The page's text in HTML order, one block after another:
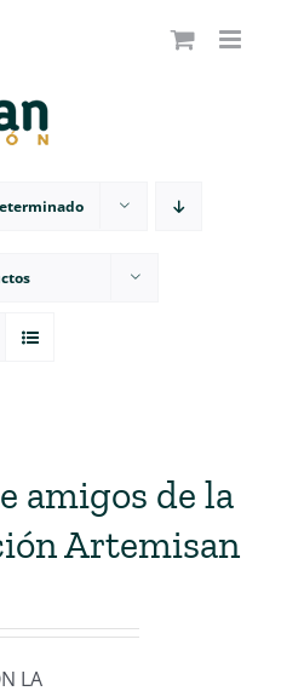
amigos de la
Artemisan
LA